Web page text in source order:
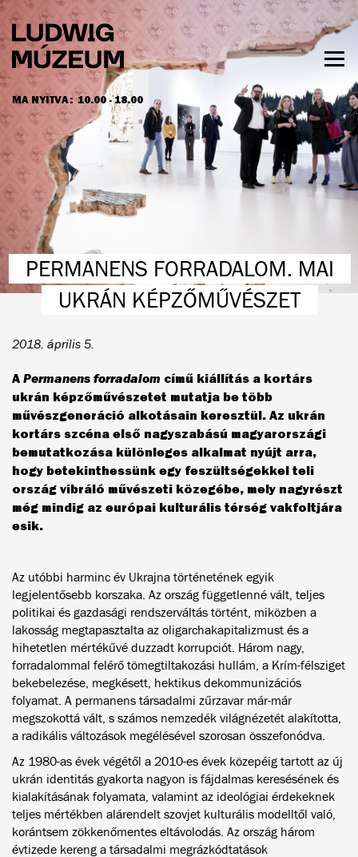
Ugrás
tartalomra
MA NYITVA: 10.00 - 18.00
NYITVATARTÁS ÉS JEGYÁRAK
PERMANENS FORRADALOM. MAI
UKRÁN KÉPZŐMŰVÉSZET
2018. április 5.
A Permanens forradalom című kiállítás a kortárs
ukrán képzőművészetet mutatja be több
művészgeneráció alkotásain keresztül. Az ukrán
kortárs szcéna első nagyszabású magyarországi
bemutatkozása különleges alkalmat nyújt arra,
hogy betekinthessünk egy feszültségekkel teli
ország vibráló művészeti közegébe, mely nagyrészt
még mindig az európai kulturális térség vakfoltjára
esik.
Az utóbbi harminc év Ukrajna történetének egyik
legjelentősebb korszaka. Az ország függetlenné vált, teljes
politikai és gazdasági rendszerváltás történt, miközben a
lakosság megtapasztalta az oligarchakapitalizmust és a
hihetetlen mértékűvé duzzadt korrupciót. Három nagy,
forradalommal felérő tömegtiltakozási hullám, a Krím-félsziget
bekebelezése, megkésett, hektikus dekommunizációs
folyamat. A permanens társadalmi zűrzavar már-már
megszokottá vált, s számos nemzedék világnézetét alakította,
a radikális változások megélésével szorosan összefonódva.
Az 1980-as évek végétől a 2010-es évek közepéig tartott az új
ukrán identitás gyakorta nagyon is fájdalmas keresésének és
kialakításának folyamata, valamint az ideológiai érdekeknek
teljes mértékben alárendelt szovjet kulturális modelltől való,
korántsem zökkenőmentes eltávolodás. Az ország három
évtizede kereng a társadalmi megrázkódtatások